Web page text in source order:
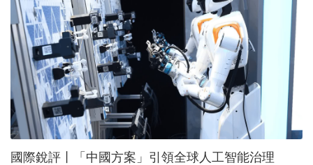
國際銳評丨「中國方案」引領全球人工智能治理